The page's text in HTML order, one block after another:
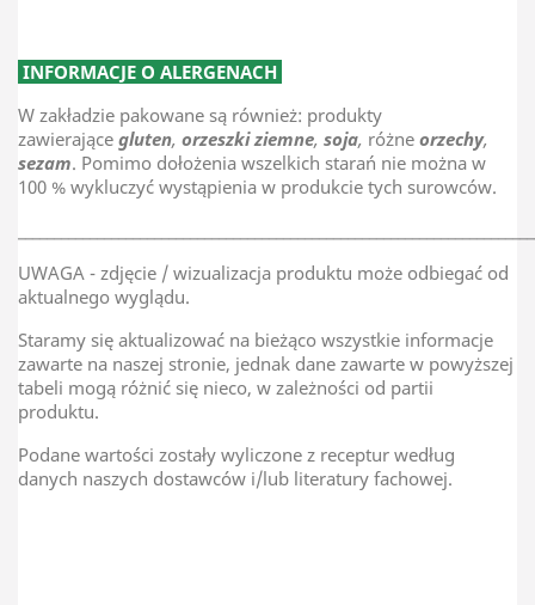
INFORMACJE O ALERGENACH
W zakładzie pakowane są również: produkty
zawierające gluten, orzeszki ziemne, soja, różne orzechy,
sezam. Pomimo dołożenia wszelkich starań nie można w
100 % wykluczyć wystąpienia w produkcie tych surowców.
UWAGA - zdjęcie / wizualizacja produktu może odbiegać od
aktualnego wyglądu.
Staramy się aktualizować na bieżąco wszystkie informacje
zawarte na naszej stronie, jednak dane zawarte w powyższej
tabeli mogą różnić się nieco, w zależności od partii
produktu.
Podane wartości zostały wyliczone z receptur według
danych naszych dostawców i/lub literatury fachowej.